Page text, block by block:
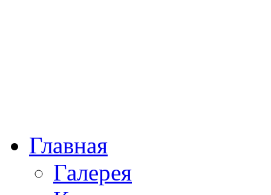
Главная
Галерея